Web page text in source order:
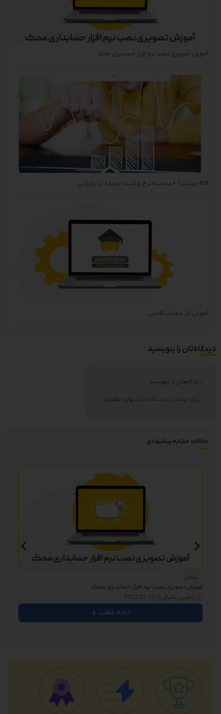
آموزش تصویری نصب نرم افزار حسابدرای محک
ROI چیست؟ + محاسبه نرخ بازگشت سرمایه در بازاریابی
آموزش کار با محک آکادمی
دیدگاه‌تان را بنویسید
دیدگاهتان را بنویسید
برای نوشتن دیدگاه باید وارد بشوید
مقالات مشابه پیشنهادی
مقالات
آموزش تصویری نصب نرم افزار حسابدرای محک
شاهین باشوکی 1402-02-10
ادامه مطلب